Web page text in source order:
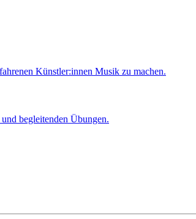
Künstler:innen Musik zu machen.
begleitenden Übungen.